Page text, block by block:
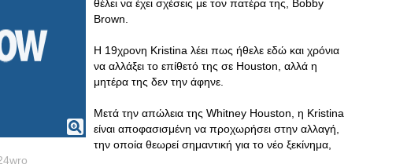
θέλει να έχει σχέσεις με τον πατέρα της, Bobby
Brown.
Η 19χρονη Kristina λέει πως ήθελε εδώ και χρόνια
να αλλάξει το επίθετό της σε Houston, αλλά η
μητέρα της δεν την άφηνε.
Μετά την απώλεια της Whitney Houston, η Kristina
είναι αποφασισμένη να προχωρήσει στην αλλαγή,
την οποία θεωρεί σημαντική για το νέο ξεκίνημα,